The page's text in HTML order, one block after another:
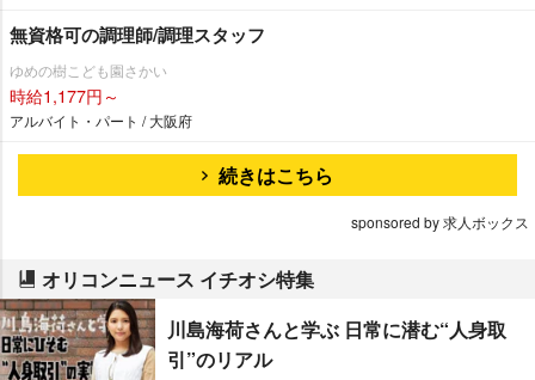
無資格可の調理師/調理スタッフ
ゆめの樹こども園さかい
時給1,177円～
アルバイト・パート / 大阪府
続きはこちら
sponsored by 求人ボックス
オリコンニュース イチオシ特集
川島海荷さんと学ぶ 日常に潜む“人身取
引”のリアル